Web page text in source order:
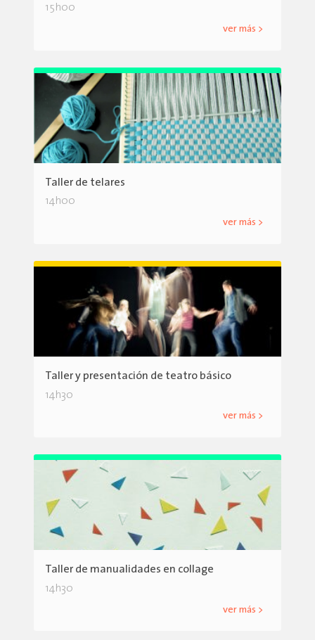
15h00
ver más >
Taller de telares
14h00
ver más >
Taller y presentación de teatro básico
14h30
ver más >
Taller de manualidades en collage
14h30
ver más >